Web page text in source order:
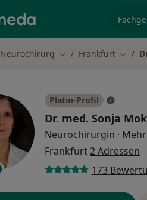
Neurochirurg Stadt ändern
Frankfurt Stadt
Platin-Profil
Dr. med. Sonja
Neurochirurgin · Mehr
Frankfurt2 Adressen
173